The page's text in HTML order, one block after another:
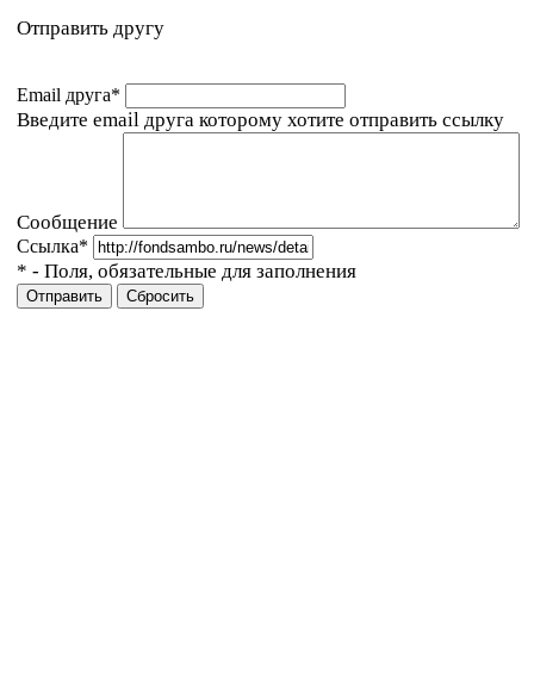
Отправить другу
Email друга*
Введите email друга которому хотите отправить ссылку
Сообщение
Ссылка*
* - Поля, обязательные для заполнения